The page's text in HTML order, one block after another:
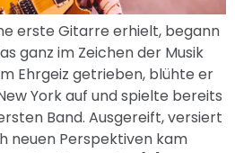
erste Gitarre erhielt, begann
ganz im Zeichen der Musik
Ehrgeiz getrieben, blühte er
York auf und spielte bereits
Band. Ausgereift, versiert
neuen Perspektiven kam